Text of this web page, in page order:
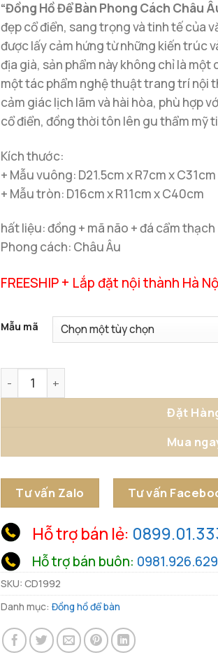
“Đồng Hồ Để Bàn Phong Cách Châu
đẹp cổ điển, sang trọng và tinh tế của
được lấy cảm hứng từ những kiến trúc
địa già, sản phẩm này không chỉ là
một tác phẩm nghệ thuật trang trí nội
cảm giác lịch lãm và hài hòa, phù hợp
cổ điển, đồng thời tôn lên gu thẩm mỹ
Kích thước:
+ Mẫu vuông: D21.5cm x R7cm x C31cm
+ Mẫu tròn: D16cm x R11cm x C40cm
hất liệu: đồng + mã não + đá cẩm thạch
Phong cách: Châu Âu
FREESHIP + Lắp đặt nội thành Hà
Mẫu mã
Đồng Hồ Để Bàn Phong Cách Châu Âu số
Đặt
Mua
Tư vấn Zalo Tư vấn
Hỗ trợ bán lẻ:
Hỗ trợ bán buôn: 0981.926.629
SKU: CD1992
Danh mục: Đồng hồ để bàn